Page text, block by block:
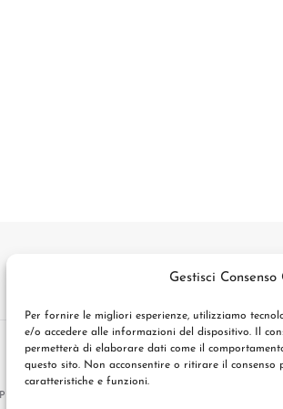
Gestisci Consenso
Per fornire le migliori esperienze, utilizziamo
e/o accedere alle informazioni del dispositivo. Il
permetterà di elaborare dati come il
questo sito. Non acconsentire o ritirare il consenso
caratteristiche e funzioni.
P.I.F.